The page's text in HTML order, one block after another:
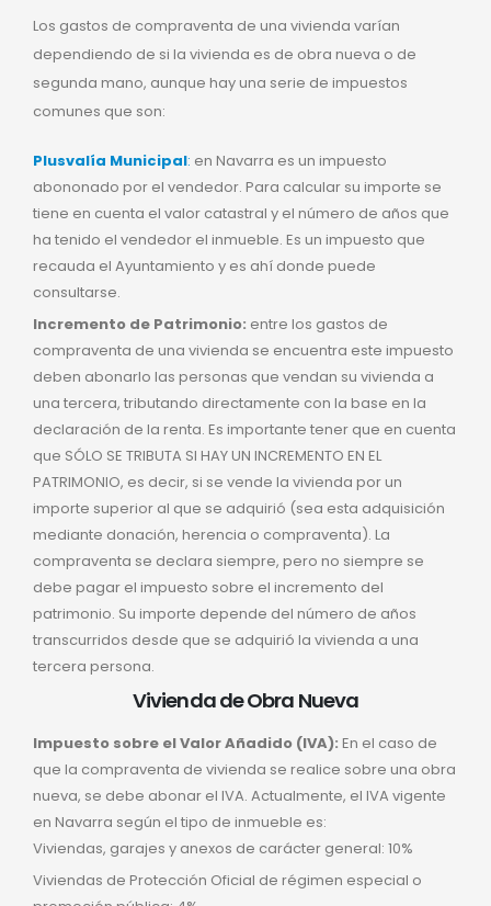
Los gastos de compraventa de una vivienda varían
dependiendo de si la vivienda es de obra nueva o de
segunda mano, aunque hay una serie de impuestos
comunes que son:
Plusvalía Municipal: en Navarra es un impuesto
abononado por el vendedor. Para calcular su importe se
tiene en cuenta el valor catastral y el número de años que
ha tenido el vendedor el inmueble. Es un impuesto que
recauda el Ayuntamiento y es ahí donde puede
consultarse.
Incremento de Patrimonio: entre los gastos de
compraventa de una vivienda se encuentra este impuesto
deben abonarlo las personas que vendan su vivienda a
una tercera, tributando directamente con la base en la
declaración de la renta. Es importante tener que en cuenta
que SÓLO SE TRIBUTA SI HAY UN INCREMENTO EN EL
PATRIMONIO, es decir, si se vende la vivienda por un
importe superior al que se adquirió (sea esta adquisición
mediante donación, herencia o compraventa). La
compraventa se declara siempre, pero no siempre se
debe pagar el impuesto sobre el incremento del
patrimonio. Su importe depende del número de años
transcurridos desde que se adquirió la vivienda a una
tercera persona.
Vivienda de Obra Nueva
Impuesto sobre el Valor Añadido (IVA): En el caso de
que la compraventa de vivienda se realice sobre una obra
nueva, se debe abonar el IVA. Actualmente, el IVA vigente
en Navarra según el tipo de inmueble es:
Viviendas, garajes y anexos de carácter general: 10%
Viviendas de Protección Oficial de régimen especial o